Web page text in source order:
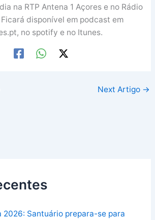
na RTP Antena 1 Açores e no Rádio
disponível em podcast em
no spotify e no Itunes.
Next Artigo →
2026: Santuário prepara-se para